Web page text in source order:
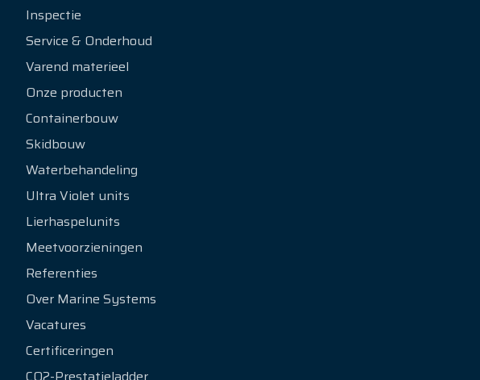
Inspectie
Service & Onderhoud
Varend materieel
Onze producten
Containerbouw
Skidbouw
Waterbehandeling
Ultra Violet units
Lierhaspelunits
Meetvoorzieningen
Referenties
Over Marine Systems
Vacatures
Certificeringen